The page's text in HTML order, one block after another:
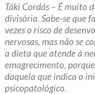
Táki Cordás – É muito
divisória. Sabe-se que
vezes o risco de
nervosas, mas não se
a dieta que atende à
emagrecimento,
daquela que indica o
psicopatológico.